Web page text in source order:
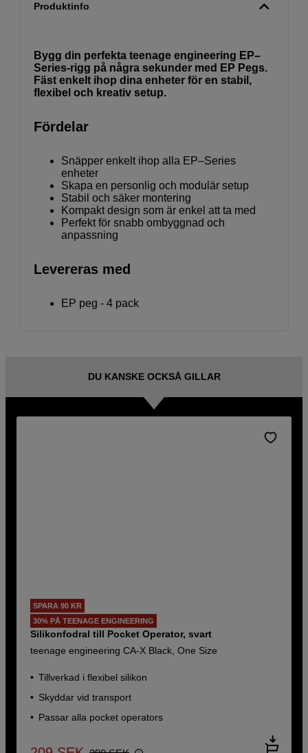
Produktinfo
Bygg din perfekta teenage engineering EP–
Series-rigg på några sekunder med EP Pegs.
Fäst enkelt ihop dina enheter för en stabil,
flexibel och kreativ setup.
Fördelar
Snäpper enkelt ihop alla EP–Series
enheter
Skapa en personlig och modulär setup
Stabil och säker montering
Kompakt design som är enkel att ta med
Perfekt för snabb ombyggnad och
anpassning
Levereras med
EP peg - 4 pack
DU KANSKE OCKSÅ GILLAR
SPARA 90 KR
30% PÅ TEENAGE ENGINEERING
Silikonfodral till Pocket Operator, svart
teenage engineering CA-X Black, One Size
Tillverkad i flexibel silikon
Skyddar vid transport
Passar alla pocket operators